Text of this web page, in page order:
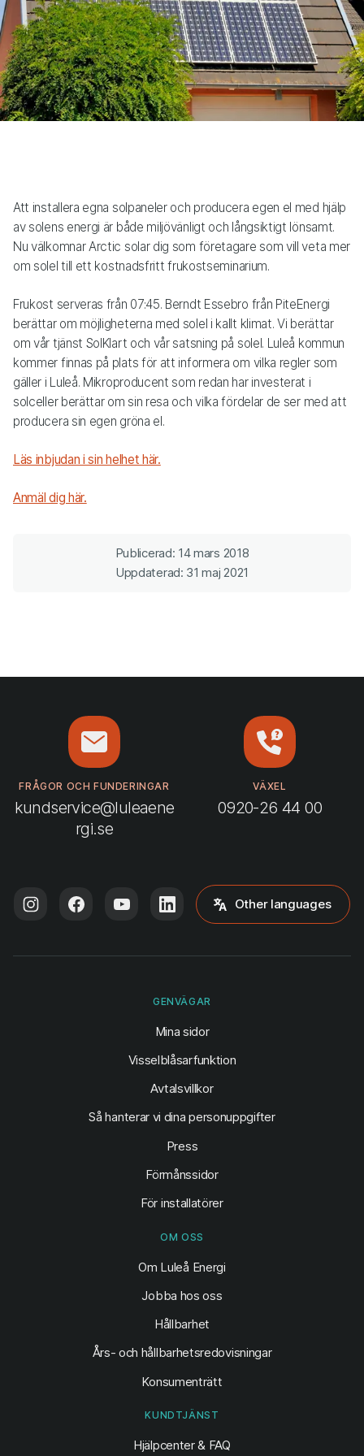
Att installera egna solpaneler och producera egen el med hjälp
av solens energi är både miljövänligt och långsiktigt lönsamt.
Nu välkomnar Arctic solar dig som företagare som vill veta mer
om solel till ett kostnadsfritt frukostseminarium.
Frukost serveras från 07:45. Berndt Essebro från PiteEnergi
berättar om möjligheterna med solel i kallt klimat. Vi berättar
om vår tjänst SolKlart och vår satsning på solel. Luleå kommun
kommer finnas på plats för att informera om vilka regler som
gäller i Luleå. Mikroproducent som redan har investerat i
solceller berättar om sin resa och vilka fördelar de ser med att
producera sin egen gröna el.
Läs inbjudan i sin helhet här.
Anmäl dig här.
Publicerad: 14 mars 2018
Uppdaterad: 31 maj 2021
FRÅGOR OCH FUNDERINGAR
kundservice@luleaene
rgi.se
VÄXEL
0920-26 44 00
Other languages
GENVÄGAR
Mina sidor(öppnas i ny flik)
Visselblåsarfunktion
Avtalsvillkor
Så hanterar vi dina personuppgifter
Press
Förmånssidor
För installatörer
OM OSS
Om Luleå Energi
Jobba hos oss
Hållbarhet
Års- och hållbarhetsredovisningar
Konsumenträtt
KUNDTJÄNST
Hjälpcenter & FAQ